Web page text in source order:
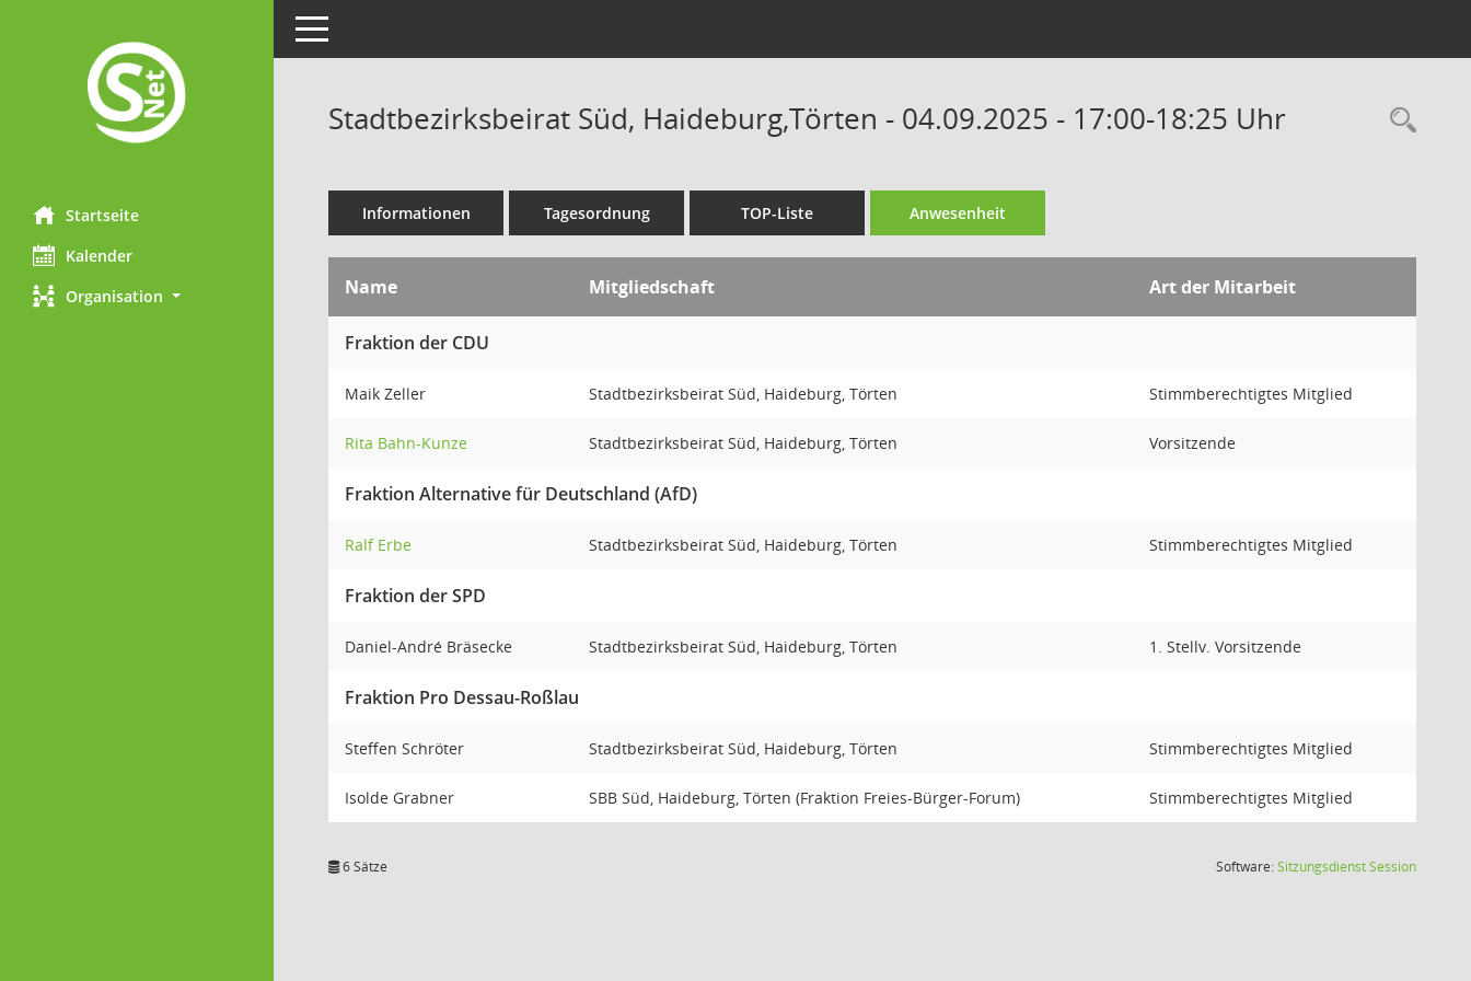
Startseite
Kalender
Organisation
Toggle navigation
Stadtbezirksbeirat Süd, Haideburg,Törten - 04.09.2025 - 17:00-18:25 Uhr
Informationen Tagesordnung TOP-Liste Anwesenheit
Name Mitgliedschaft Art der Mitarbeit
Fraktion der CDU
Maik Zeller Stadtbezirksbeirat Süd, Haideburg, Törten Stimmberechtigtes Mitglied
Rita Bahn-Kunze Stadtbezirksbeirat Süd, Haideburg, Törten Vorsitzende
Fraktion Alternative für Deutschland (AfD)
Ralf Erbe Stadtbezirksbeirat Süd, Haideburg, Törten Stimmberechtigtes Mitglied
Fraktion der SPD
Daniel-André Bräsecke Stadtbezirksbeirat Süd, Haideburg, Törten 1. Stellv. Vorsitzende
Fraktion Pro Dessau-Roßlau
Steffen Schröter Stadtbezirksbeirat Süd, Haideburg, Törten Stimmberechtigtes Mitglied
Isolde Grabner SBB Süd, Haideburg, Törten (Fraktion Freies-Bürger-Forum) Stimmberechtigtes Mitglied
6 Sätze Software:SitzungsdienstSession(Wird in